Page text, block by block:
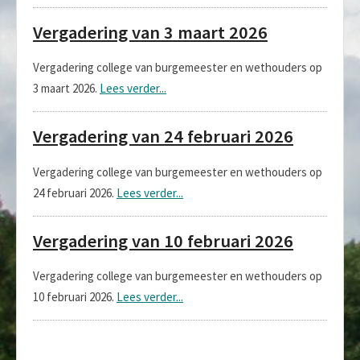
Vergadering van 3 maart 2026
Vergadering college van burgemeester en wethouders op
3 maart 2026. Lees verder...
Vergadering van 24 februari 2026
Vergadering college van burgemeester en wethouders op
24 februari 2026. Lees verder...
Vergadering van 10 februari 2026
Vergadering college van burgemeester en wethouders op
10 februari 2026. Lees verder...